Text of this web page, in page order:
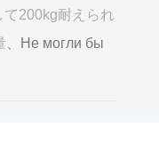
200kg耐えられ
、Не могли бы